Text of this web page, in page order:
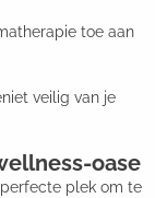
toe aan
veilig van je
oase
plek om te